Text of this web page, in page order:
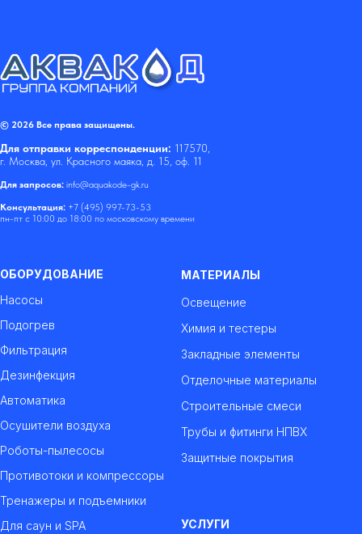
© 2026 Все права защищены.
Для отправки корреспонденции: 117570,
г. Москва, ул. Красного маяка, д. 15, оф. 11
Для запросов: info@aquakode-gk.ru
Консультация: +7 (495) 997-73-53
пн-пт с 10:00 до 18:00 по московскому времени
ОБОРУДОВАНИЕ
Насосы
Подогрев
Фильтрация
Дезинфекция
Автоматика
Осушители воздуха
Роботы-пылесосы
Противотоки и компрессоры
Тренажеры и подъемники
Для саун и SPA
МАТЕРИАЛЫ
Освещение
Химия и тестеры
Закладные элементы
Отделочные материалы
Строительные смеси
Трубы и фитинги НПВХ
Защитные покрытия
УСЛУГИ